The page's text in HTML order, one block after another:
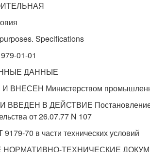
Specifications
01-01
ДАННЫЕ
ВНЕСЕН Министерством
В ДЕЙСТВИЕ Постановлением
от 26.07.77 N 107
70 в части технических условий
ТЕХНИЧЕСКИЕ